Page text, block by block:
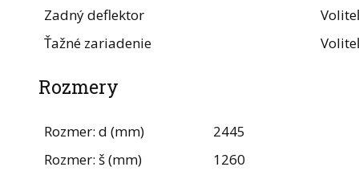
Zadný deflektor
Ťažné zariadenie
Rozmery
Rozmer: d (mm)
2445
Rozmer: š (mm)
1260